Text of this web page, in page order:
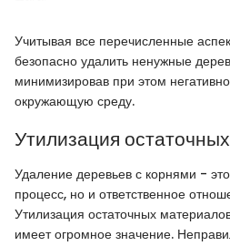
Учитывая все перечисленные
безопасно удалить ненужные
минимизировав при этом
окружающую среду.
Утилизация
Удаление деревьев с корнями -
процесс, но и ответственное
Утилизация остаточных
имеет огромное значение.